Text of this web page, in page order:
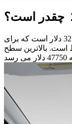
هیوندای پالیسید 2021 دارای قیمت اولیه 32525 دلار است که برای
است. بالاترین سطح